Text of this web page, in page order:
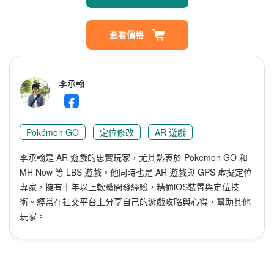
查看價格
李承翰
Pokémon GO 定位修改 AR 遊戲
李承翰是 AR 遊戲的忠實玩家，尤其熱衷於 Pokemon GO 和
MH Now 等 LBS 遊戲。他同時也是 AR 遊戲與 GPS 虛擬定位
專家，擁有十年以上軟體開發經驗，精通iOS裝置與定位技
術。經常在社交平台上分享自己的遊戲攻略與心得，幫助其他
玩家。